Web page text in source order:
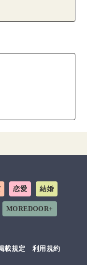
恋愛 結婚
MOREDOOR+
載規定
利用規約